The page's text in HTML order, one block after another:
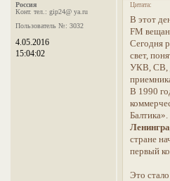
Россия
Конт. тел.: gip24@ ya.ru
Пользователь №: 3032
4.05.2016
15:04:02
Цитата:
В этот
FM
Сегодня
свет,
УКВ, СВ,
В 1990
стране
первый
Это